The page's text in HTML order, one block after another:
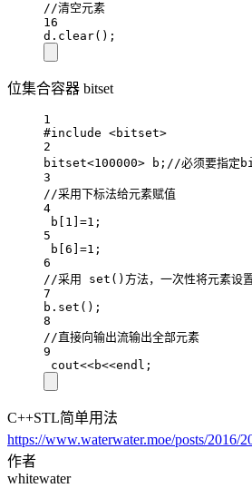
//清空元素
16
d. clear();
位集合容器 bitset
1
#include <bitset>
2
bitset<100000> b; //必须要指定
3
//采用下标法给元素赋值
4
b[ 1 =1 ;
5
b[ 6 =1 ;
6
//采用 set()方法，一次性将元素设
7
b. set ();
8
//直接向输出流输出全部元素
9
cout<<b<<endl;
C++STL简单用法
https://www.waterwater.moe/posts/2016/
作者
whitewater